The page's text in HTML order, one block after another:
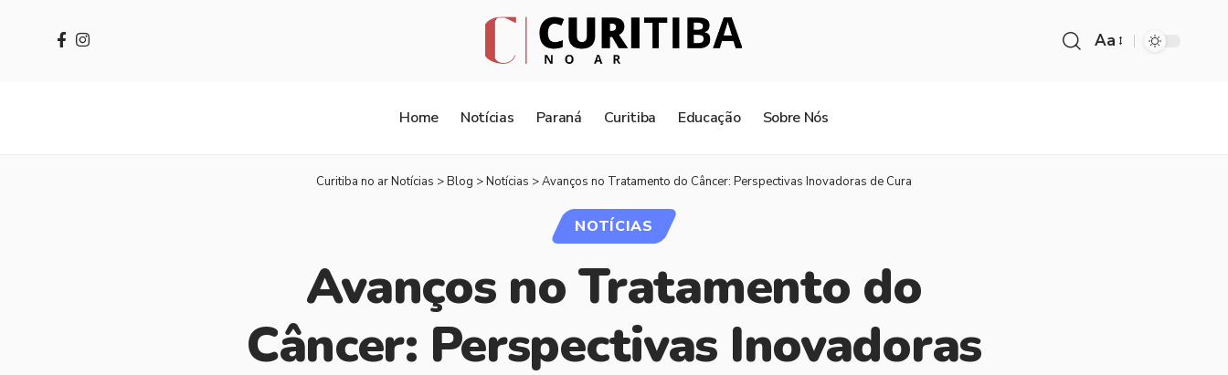
Aa
Home Notícias Paraná Curitiba Educação Sobre Nós
Curitiba no ar Notícias >Blog >Notícias >Avanços no Tratamento do Câncer: Perspectivas Inovadoras de Cura
NOTÍCIAS
Avanços no Tratamento do
Câncer: Perspectivas Inovadoras